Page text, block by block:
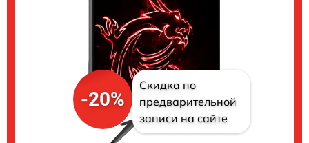
-20%
Скидка по
предварительной
записи на сайте